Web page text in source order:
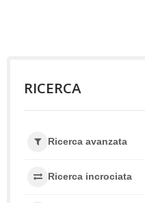
RICERCA
Ricerca avanzata
Ricerca incrociata